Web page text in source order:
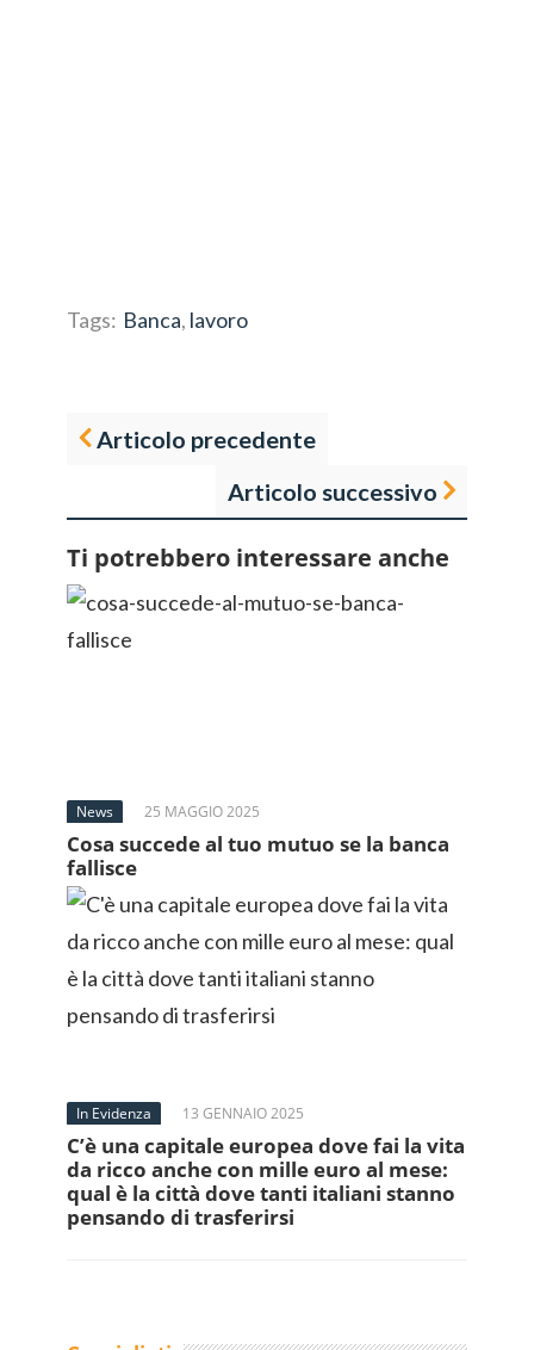
Tags: Banca, lavoro
Articolo precedente
Articolo successivo
Ti potrebbero interessare anche
News 25 MAGGIO 2025
Cosa succede al tuo mutuo se la banca
fallisce
In Evidenza 13 GENNAIO 2025
C’è una capitale europea dove fai la vita
da ricco anche con mille euro al mese:
qual è la città dove tanti italiani stanno
pensando di trasferirsi